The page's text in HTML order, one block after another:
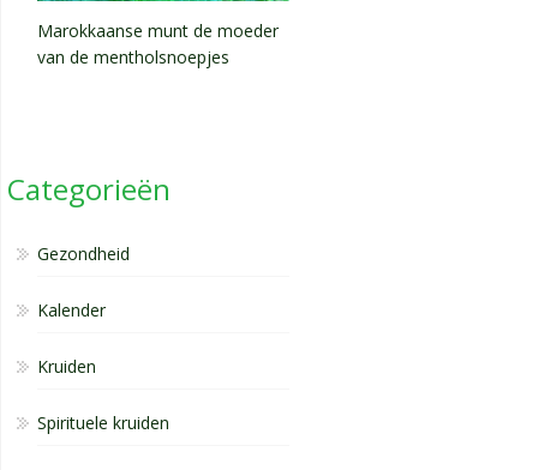
Marokkaanse munt de moeder
van de mentholsnoepjes
Categorieën
Gezondheid
Kalender
Kruiden
Spirituele kruiden